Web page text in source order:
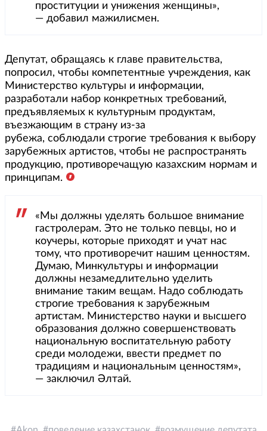
проституции и унижения женщины»,
— добавил мажилисмен.
Депутат, обращаясь к главе правительства,
попросил, чтобы компетентные учреждения, как
Министерство культуры и информации,
разработали набор конкретных требований,
предъявляемых к культурным продуктам,
въезжающим в страну из-за
рубежа, соблюдали строгие требования к выбору
зарубежных артистов, чтобы не распространять
продукцию, противоречащую казахским нормам и
принципам.
«Мы должны уделять большое внимание
гастролерам. Это не только певцы, но и
коучеры, которые приходят и учат нас
тому, что противоречит нашим ценностям.
Думаю, Минкультуры и информации
должны незамедлительно уделить
внимание таким вещам. Надо соблюдать
строгие требования к зарубежным
артистам. Министерство науки и высшего
образования должно совершенствовать
национальную воспитательную работу
среди молодежи, ввести предмет по
традициям и национальным ценностям»,
— заключил Әлтай.